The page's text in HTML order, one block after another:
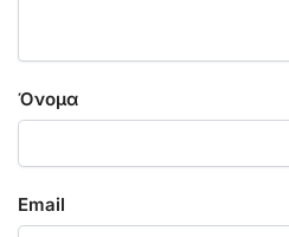
Όνομα
Email